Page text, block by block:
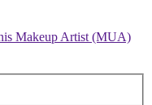
Makeup Artist (MUA)